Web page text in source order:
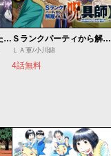
ゴミ以下だと追放された使用人、実は前世賢者です ～史上最強の賢者、世界最高峰の学園に通う～ Ｓランクパーティから解雇された【呪具師】～『呪いのアイテム』しか作れませんが、その性能はアーティファクト級なり……！～
ＬＡ軍/小川錦
4話無料